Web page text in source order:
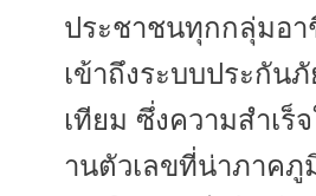
ประชาชนทุกกลุ่มอ
เข้าถึงระบบประกันภั
เทียม ซึ่งความสำเร็
านตัวเลขที่น่าภาคภู